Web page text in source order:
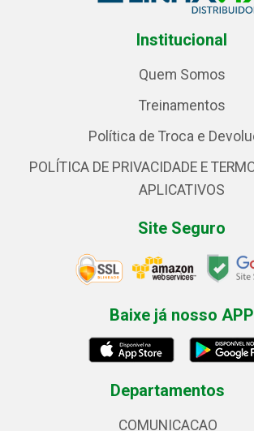
Institucional
Quem Somos
Treinamentos
Política de Troca e
POLÍTICA DE PRIVACIDADE E
APLICATIVOS
Site Seguro
Baixe já nosso APP
Departamentos
COMUNICACAO